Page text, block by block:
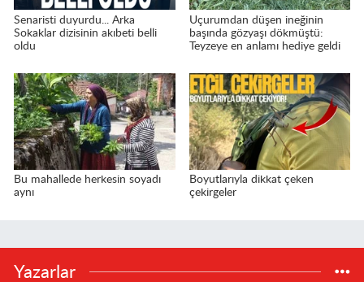
Senaristi duyurdu... Arka
Sokaklar dizisinin akıbeti belli
oldu
Uçurumdan düşen ineğinin
başında gözyaşı dökmüştü:
Teyzeye en anlamı hediye geldi
Bu mahallede herkesin soyadı
aynı
Boyutlarıyla dikkat çeken
çekirgeler
Yazarlar